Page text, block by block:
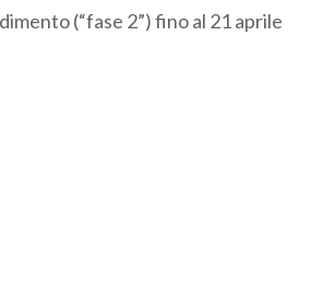
(“fase 2”) fino al 21 aprile